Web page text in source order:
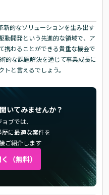
新的なソリューションを生み出す
動開発という先進的な領域で、ア
携わることができる貴重な機会で
的な課題解決を通じて事業成長に
と言えるでしょう。
いてみませんか？
ブでは、
に最適な案件を
ご紹介します
（無料）